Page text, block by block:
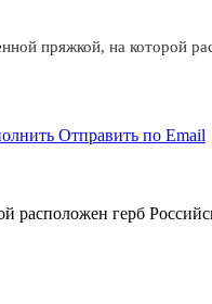
пряжкой, на которой
Отправить по Email
расположен герб